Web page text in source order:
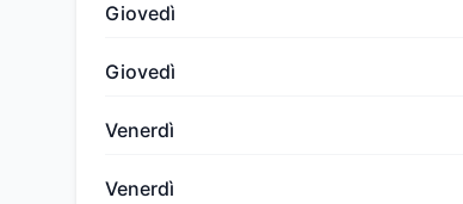
Giovedì
Giovedì
Venerdì
Venerdì